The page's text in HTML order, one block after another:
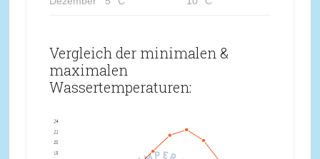
Vergleich der minimalen &
maximalen
Wassertemperaturen: